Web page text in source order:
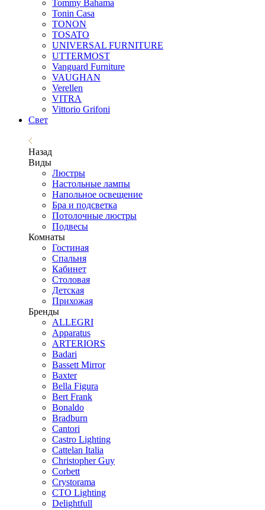
Tommy Bahama
Tonin Casa
TONON
TOSATO
UNIVERSAL FURNITURE
UTTERMOST
Vanguard Furniture
VAUGHAN
Verellen
VITRA
Vittorio Grifoni
Свет
Назад
Виды
Люстры
Настольные лампы
Напольное освещение
Бра и подсветка
Потолочные люстры
Подвесы
Комнаты
Гостиная
Спальня
Кабинет
Столовая
Детская
Прихожая
Бренды
ALLEGRI
Apparatus
ARTERIORS
Badari
Bassett Mirror
Baxter
Bella Figura
Bert Frank
Bonaldo
Bradburn
Cantori
Castro Lighting
Cattelan Italia
Christopher Guy
Corbett
Crystorama
CTO Lighting
Delightfull